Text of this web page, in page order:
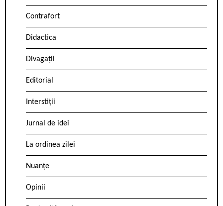
Contrafort
Didactica
Divagații
Editorial
Interstiții
Jurnal de idei
La ordinea zilei
Nuanțe
Opinii